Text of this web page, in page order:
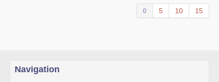
0 5 10 15
Navigation